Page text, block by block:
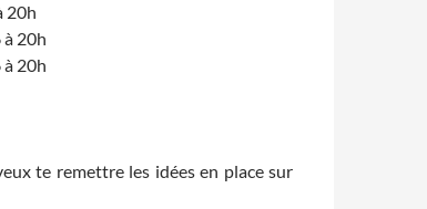
20h
20h
20h
te remettre les idées en place sur